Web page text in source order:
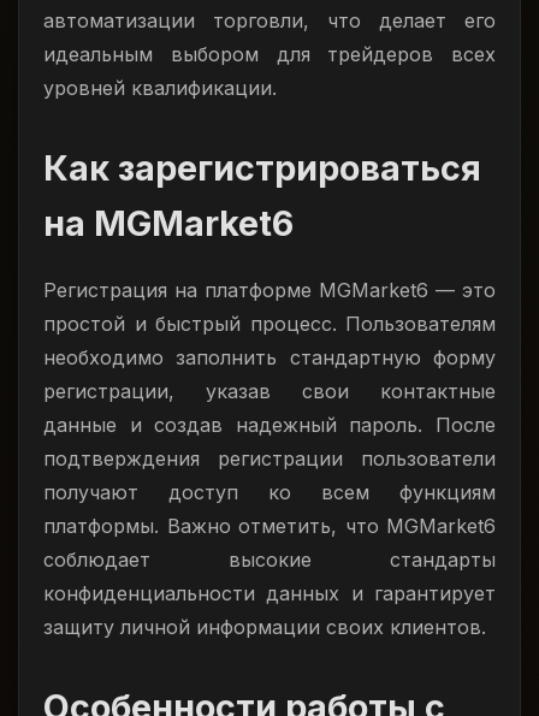
автоматизации торговли, что делает его
идеальным выбором для трейдеров всех
уровней квалификации.
Как зарегистрироваться
на MGMarket6
Регистрация на платформе MGMarket6 — это
простой и быстрый процесс. Пользователям
необходимо заполнить стандартную форму
регистрации, указав свои контактные
данные и создав надежный пароль. После
подтверждения регистрации пользователи
получают доступ ко всем функциям
платформы. Важно отметить, что MGMarket6
соблюдает высокие стандарты
конфиденциальности данных и гарантирует
защиту личной информации своих клиентов.
Особенности работы с